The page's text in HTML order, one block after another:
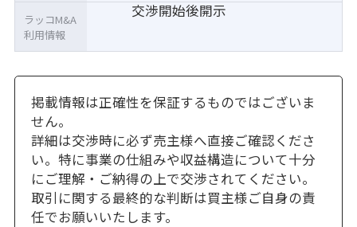
交渉開始後開示
ラッコM&A
利用情報
掲載情報は正確性を保証するものではございま
せん。
詳細は交渉時に必ず売主様へ直接ご確認くださ
い。特に事業の仕組みや収益構造について十分
にご理解・ご納得の上で交渉されてください。
取引に関する最終的な判断は買主様ご自身の責
任でお願いいたします。